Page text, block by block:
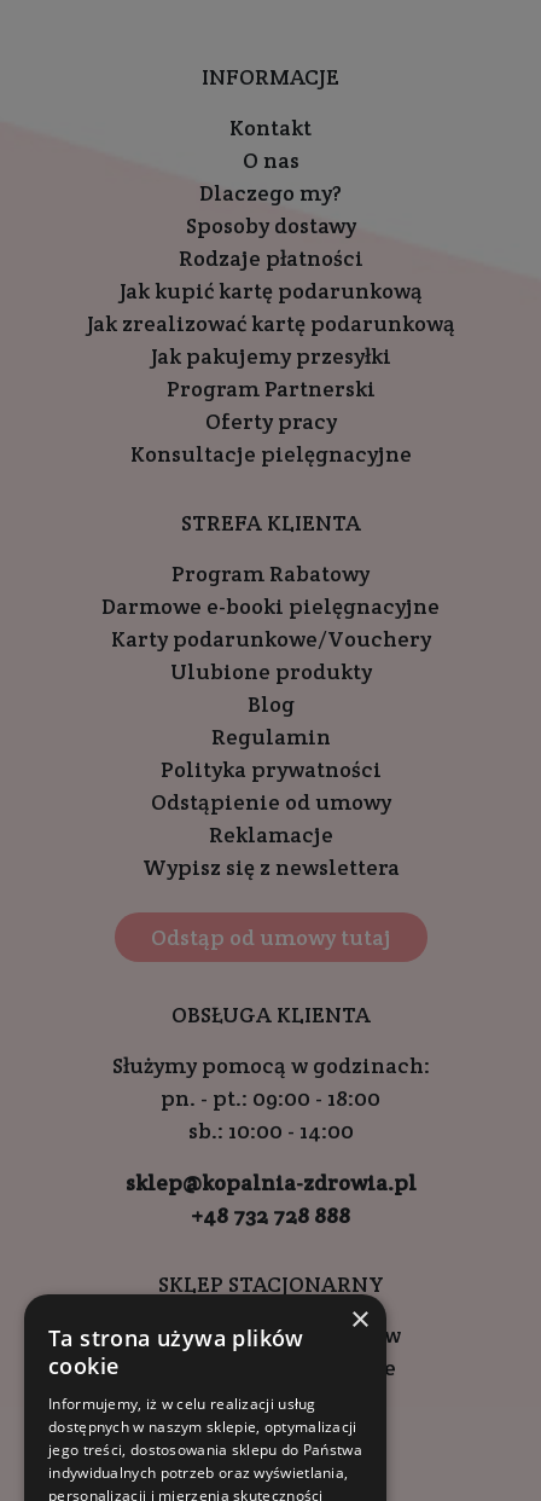
INFORMACJE
Kontakt
O nas
Dlaczego my?
Sposoby dostawy
Rodzaje płatności
Jak kupić kartę podarunkową
Jak zrealizować kartę podarunkową
Jak pakujemy przesyłki
Program Partnerski
Oferty pracy
Konsultacje pielęgnacyjne
STREFA KLIENTA
Program Rabatowy
Darmowe e-booki pielęgnacyjne
Karty podarunkowe/Vouchery
Ulubione produkty
Blog
Regulamin
Polityka prywatności
Odstąpienie od umowy
Reklamacje
Wypisz się z newslettera
Odstąp od umowy tutaj
OBSŁUGA KLIENTA
Służymy pomocą w godzinach:
pn. - pt.: 09:00 - 18:00
sb.: 10:00 - 14:00
sklep@kopalnia-zdrowia.pl
+48 732 728 888
SKLEP STACJONARNY
ul. Wadowicka 6, Kraków
Kompleks Buma Square
godziny otwarcia:
9:00 - 18:00 (pon-pt)
10:00 - 14:00 (sob)
×
Ta strona używa plików
cookie
Informujemy, iż w celu realizacji usług
dostępnych w naszym sklepie, optymalizacji
jego treści, dostosowania sklepu do Państwa
indywidualnych potrzeb oraz wyświetlania,
personalizacji i mierzenia skuteczności